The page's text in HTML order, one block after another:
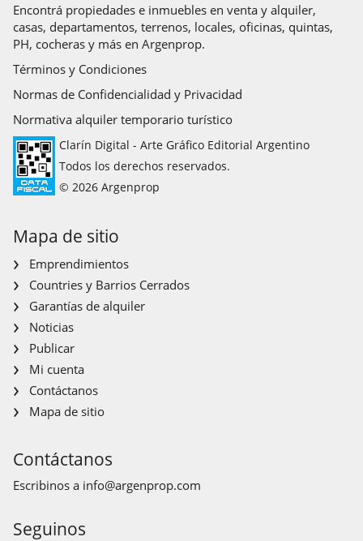
Encontrá propiedades e inmuebles en venta y alquiler,
casas, departamentos, terrenos, locales, oficinas, quintas,
PH, cocheras y más en Argenprop.
Términos y Condiciones
Normas de Confidencialidad y Privacidad
Normativa alquiler temporario turístico
Clarín Digital - Arte Gráfico Editorial Argentino
Todos los derechos reservados.
© 2026 Argenprop
Mapa de sitio
Emprendimientos
Countries y Barrios Cerrados
Garantías de alquiler
Noticias
Publicar
Mi cuenta
Contáctanos
Mapa de sitio
Contáctanos
Escribinos a info@argenprop.com
Seguinos